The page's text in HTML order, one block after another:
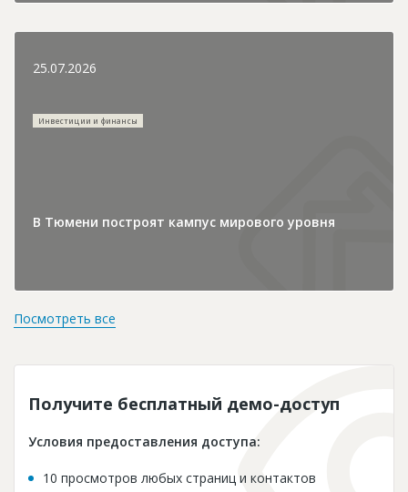
25.07.2026
Инвестиции и финансы
В Тюмени построят кампус мирового уровня
Посмотреть все
Получите бесплатный демо-доступ
Условия предоставления доступа:
10 просмотров любых страниц и контактов